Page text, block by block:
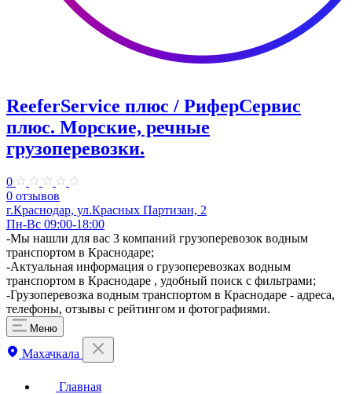
ReeferService плюс / РиферСервис
плюс. Морские, речные
грузоперевозки.
0
0 отзывов
г.Краснодар, ул.Красных Партизан, 2
Пн-Вс 09:00-18:00
-Мы нашли для вас 3 компаний грузоперевозок водным
транспортом в Краснодаре;
-Актуальная информация о грузоперевозках водным
транспортом в Краснодаре , удобный поиск с фильтрами;
-Грузоперевозка водным транспортом в Краснодаре - адреса,
телефоны, отзывы с рейтингом и фотографиями.
Меню
Махачкала
Главная